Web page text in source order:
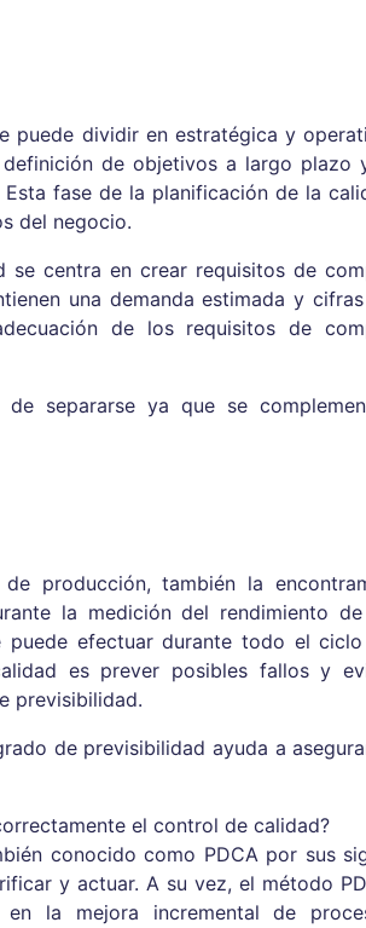
puede dividir en estratégica y
de objetivos a largo plazo
fase de la planificación de la
del negocio.
centra en crear requisitos de
una demanda estimada y
de los requisitos de
separarse ya que se
producción, también la
la medición del rendimiento
efectuar durante todo el
es prever posibles fallos y
previsibilidad.
de previsibilidad ayuda a
el control de calidad?
conocido como PDCA por sus
y actuar. A su vez, el método
la mejora incremental de